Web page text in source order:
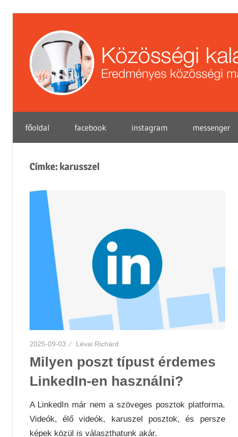
content
közösségi
marketing
vállalkozások
főoldal facebook instagram messenger
Címke: karusszel
2025-09-03 Lévai Richárd
Milyen poszt típust érdemes
LinkedIn-en használni?
A LinkedIn már nem a szöveges posztok platforma.
Videók, élő videók, karuszel posztok, és persze
képek közül is választhatunk akár.